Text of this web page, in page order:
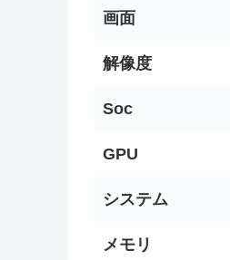
画面
解像度
Soc
GPU
システム
メモリ